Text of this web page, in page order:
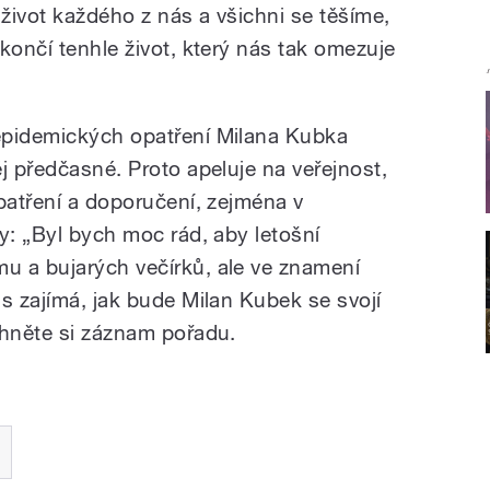
každého z nás a všichni se těšíme,
tenhle život, který nás tak omezuje
opatření Milana Kubka
předčasné. Proto apeluje na veřejnost,
a doporučení, zejména v
„Byl bych moc rád, aby letošní
a bujarých večírků, ale ve znamení
zajímá, jak bude Milan Kubek se svojí
si záznam pořadu.